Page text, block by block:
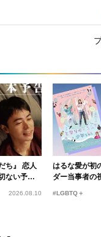
ち』 恋人
ない予告
2026.08.10
はるな愛が初
ダー当事者の
#LGBTQ＋